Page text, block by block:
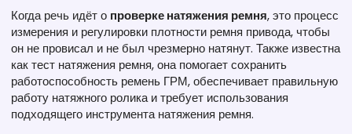
Когда речь идёт о проверке натяжения ремня,это процесс
измерения и регулировки плотности ремня привода, чтобы
он не провисал и не был чрезмерно натянут. Также известна
кактест натяжения ремня, она помогает сохранить
работоспособность ремень ГРМ, обеспечивает правильную
работу натяжного роликаи требует использования
подходящего инструмента натяжения ремня.